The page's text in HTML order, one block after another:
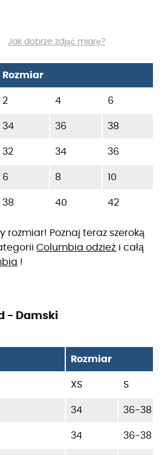
Jak dobrze zdjąć miarę?
Rozmiar
2 4 6
34 36 38
32 34 36
6 8 10
38 40 42
rozmiar! Poznaj teraz szeroką
Columbia odzież i całą
!
- Damski
Rozmiar
XS S
34 36-38
34 36-38